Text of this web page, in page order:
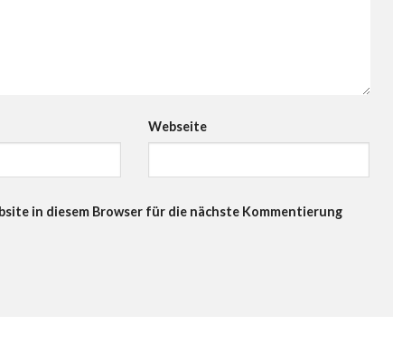
Webseite
in diesem Browser für die nächste Kommentierung